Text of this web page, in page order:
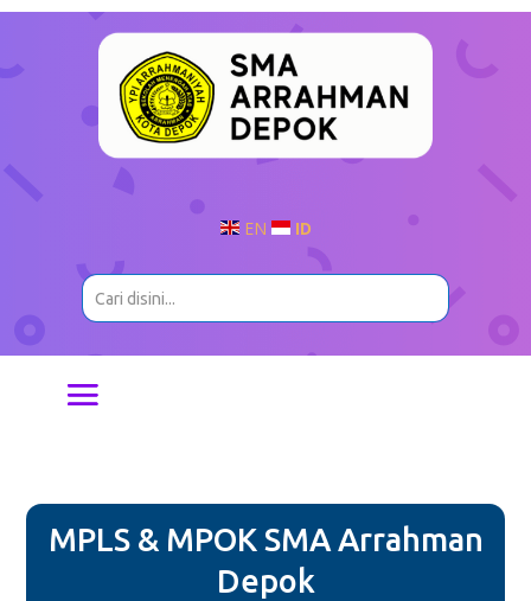
EN ID
MPLS & MPOK SMA Arrahman
Depok